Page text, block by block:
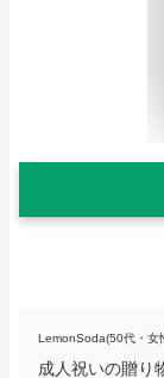
LemonSoda(50代・女
成人祝いの贈り